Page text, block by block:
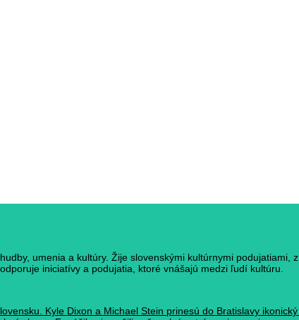
umenia a kultúry. Žije slovenskými kultúrnymi
iniciatívy a podujatia, ktoré vnášajú medzi ľudí kultúru.
Kyle Dixon a Michael Stein prinesú do Bratislavy